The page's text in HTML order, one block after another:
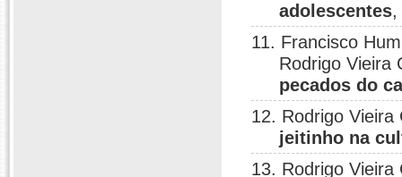
adolescentes,
11. Francisco
Rodrigo Vieira
pecados do
12. Rodrigo
jeitinho na
13. Rodrigo